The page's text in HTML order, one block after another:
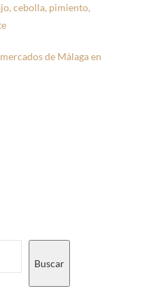
cebolla, pimiento,
de Málaga en
Buscar